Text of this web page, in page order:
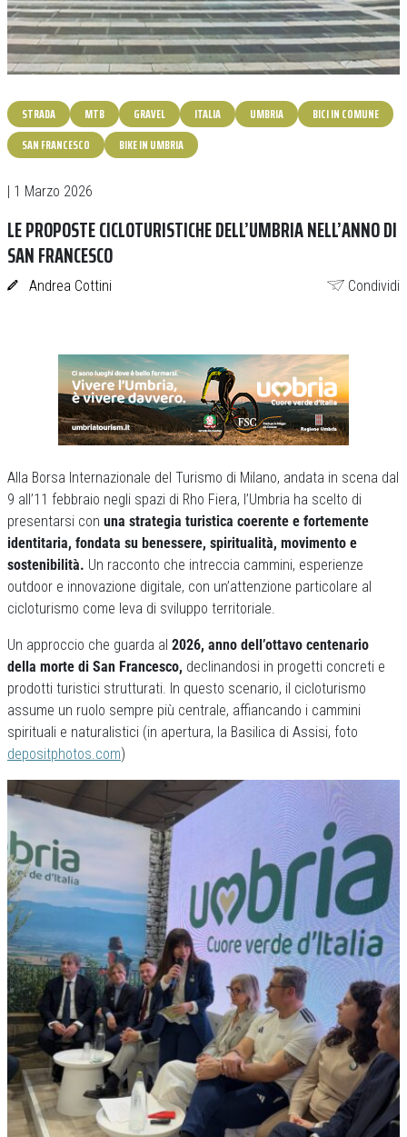
STRADA MTB GRAVEL ITALIA UMBRIA
BICI IN COMUNE
SAN FRANCESCO
BIKE IN UMBRIA
| 1 Marzo 2026
LE PROPOSTE CICLOTURISTICHE DELL’UMBRIA NELL’ANNO DI
SAN FRANCESCO
Andrea Cottini Condividi
Alla Borsa Internazionale del Turismo di Milano, andata in scena dal
9 all’11 febbraio negli spazi di Rho Fiera, l’Umbria ha scelto di
presentarsi con una strategia turistica coerente e fortemente
identitaria, fondata su benessere, spiritualità, movimento e
sostenibilità. Un racconto che intreccia cammini, esperienze
outdoor e innovazione digitale, con un’attenzione particolare al
cicloturismo come leva di sviluppo territoriale.
Un approccio che guarda al 2026, anno dell’ottavo centenario
della morte di San Francesco, declinandosi in progetti concreti e
prodotti turistici strutturati. In questo scenario, il cicloturismo
assume un ruolo sempre più centrale, affiancando i cammini
spirituali e naturalistici (in apertura, la Basilica di Assisi, foto
depositphotos.com)